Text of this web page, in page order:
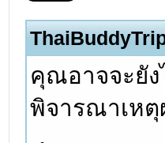
คุณอาจจะยั
พิจารณาเหตุ